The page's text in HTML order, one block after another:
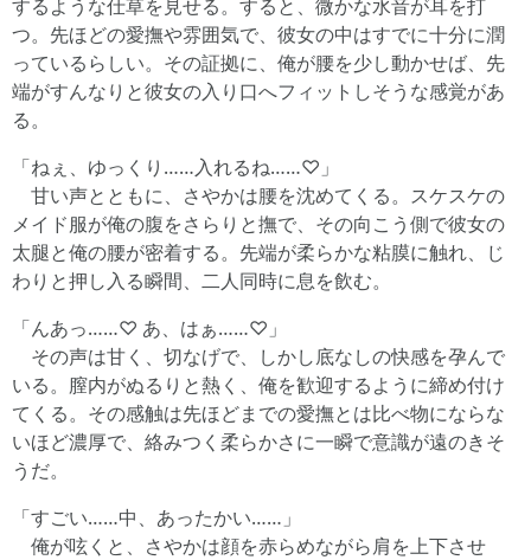
するような仕草を見せる。すると、微かな水音が耳を打
つ。先ほどの愛撫や雰囲気で、彼女の中はすでに十分に潤
っているらしい。その証拠に、俺が腰を少し動かせば、先
端がすんなりと彼女の入り口へフィットしそうな感覚があ
る。
「ねぇ、ゆっくり……入れるね……♡」
甘い声とともに、さやかは腰を沈めてくる。スケスケの
メイド服が俺の腹をさらりと撫で、その向こう側で彼女の
太腿と俺の腰が密着する。先端が柔らかな粘膜に触れ、じ
わりと押し入る瞬間、二人同時に息を飲む。
「んあっ……♡ あ、はぁ……♡」
その声は甘く、切なげで、しかし底なしの快感を孕んで
いる。膣内がぬるりと熱く、俺を歓迎するように締め付け
てくる。その感触は先ほどまでの愛撫とは比べ物にならな
いほど濃厚で、絡みつく柔らかさに一瞬で意識が遠のきそ
うだ。
「すごい……中、あったかい……」
俺が呟くと、さやかは顔を赤らめながら肩を上下させ